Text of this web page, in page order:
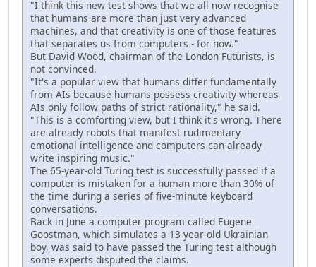
"I think this new test shows that we all now recognise
that humans are more than just very advanced
machines, and that creativity is one of those features
that separates us from computers - for now."
But David Wood, chairman of the London Futurists, is
not convinced.
"It's a popular view that humans differ fundamentally
from AIs because humans possess creativity whereas
AIs only follow paths of strict rationality," he said.
"This is a comforting view, but I think it's wrong. There
are already robots that manifest rudimentary
emotional intelligence and computers can already
write inspiring music."
The 65-year-old Turing test is successfully passed if a
computer is mistaken for a human more than 30% of
the time during a series of five-minute keyboard
conversations.
Back in June a computer program called Eugene
Goostman, which simulates a 13-year-old Ukrainian
boy, was said to have passed the Turing test although
some experts disputed the claims.